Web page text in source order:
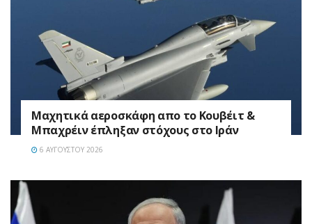
Mαχητικά αεροσκάφη απο το Κουβέιτ &
Μπαχρέιν έπληξαν στόχους στο Ιράν
6 ΑΥΓΟΎΣΤΟΥ 2026